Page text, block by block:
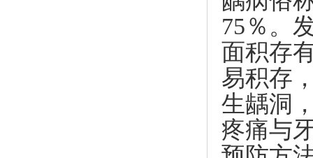
75％。
面积存
易积存
生龋洞
疼痛与